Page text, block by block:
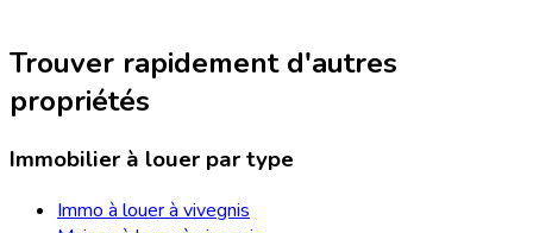
Trouver rapidement d'autres
propriétés
Immobilier à louer par type
Immo à louer à vivegnis